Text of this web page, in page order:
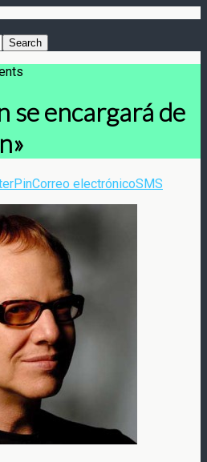
se encargará de
PinCorreo electrónicoSMS